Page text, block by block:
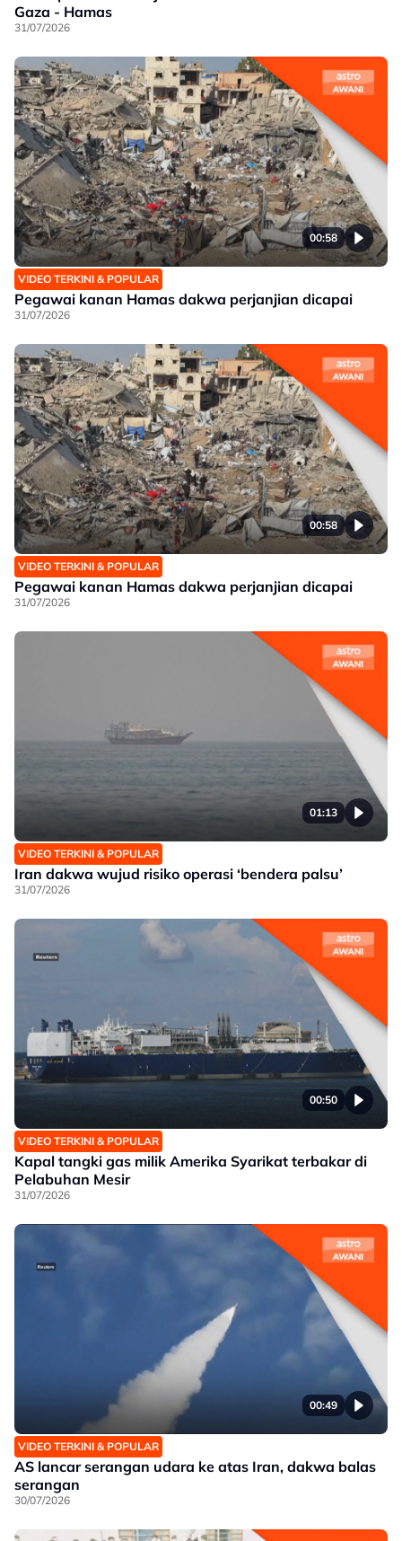
Gaza - Hamas
31/07/2026
00:58
VIDEO TERKINI & POPULAR
Pegawai kanan Hamas dakwa perjanjian dicapai
31/07/2026
00:58
VIDEO TERKINI & POPULAR
Pegawai kanan Hamas dakwa perjanjian dicapai
31/07/2026
01:13
VIDEO TERKINI & POPULAR
Iran dakwa wujud risiko operasi ‘bendera palsu’
31/07/2026
00:50
VIDEO TERKINI & POPULAR
Kapal tangki gas milik Amerika Syarikat terbakar di
Pelabuhan Mesir
31/07/2026
00:49
VIDEO TERKINI & POPULAR
AS lancar serangan udara ke atas Iran, dakwa balas
serangan
30/07/2026